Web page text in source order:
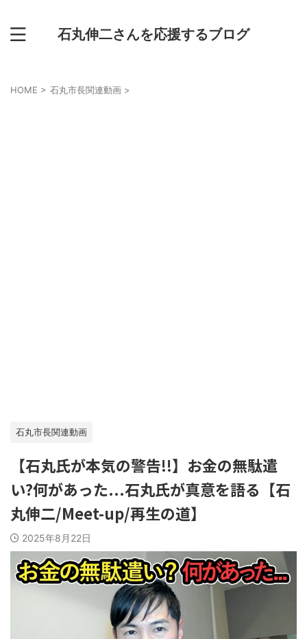
石丸伸二さんを応援するブログ
HOME > 石丸市長関連動画 >
石丸市長関連動画
【石丸氏が本気の警告!!】お金の無駄遣
い?何があった...石丸氏が真意を語る【石
丸伸二/Meet-up/再生の道】
2025年8月22日